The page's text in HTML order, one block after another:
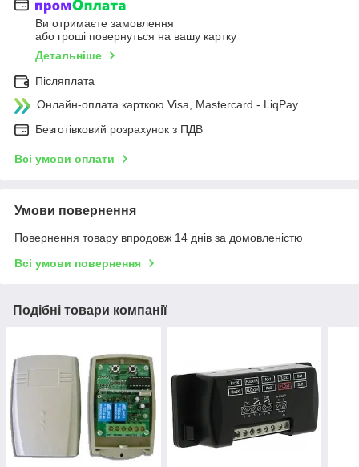
Ви отримаєте замовлення
або гроші повернуться на вашу картку
Детальніше
Післяплата
Онлайн-оплата карткою Visa, Mastercard - LiqPay
Безготівковий розрахунок з ПДВ
Всі умови оплати
Умови повернення
Повернення товару впродовж 14 днів за домовленістю
Всі умови повернення
Подібні товари компанії